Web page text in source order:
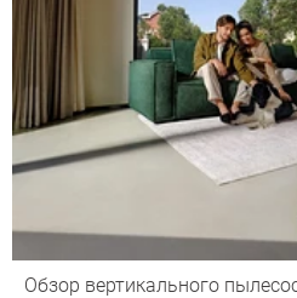
Обзор вертикального